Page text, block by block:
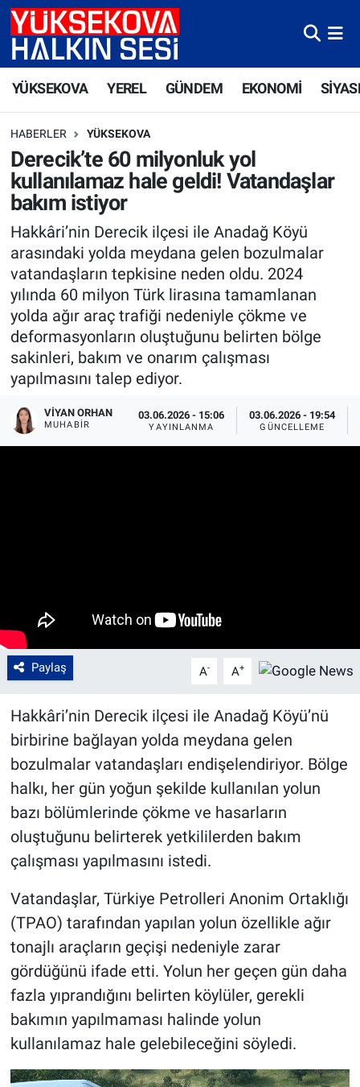
YÜKSEKOVA YEREL GÜNDEM EKONOMİ
HABERLER YÜKSEKOVA
Derecik’te 60 milyonluk yol
kullanılamaz hale geldi! Vatandaşlar
bakım istiyor
Hakkâri’nin Derecik ilçesi ile Anadağ Köyü
arasındaki yolda meydana gelen bozulmalar
vatandaşların tepkisine neden oldu. 2024
yılında 60 milyon Türk lirasına tamamlanan
yolda ağır araç trafiği nedeniyle çökme ve
deformasyonların oluştuğunu belirten bölge
sakinleri, bakım ve onarım çalışması
yapılmasını talep ediyor.
VIYAN ORHAN
MUHABIR
03.06.2026 - 15:06
YAYINLANMA
03.06.2026 - 19:54
GÜNCELLEME
Paylaş A- A+
Hakkâri’nin Derecik ilçesi ile Anadağ Köyü’nü
birbirine bağlayan yolda meydana gelen
bozulmalar vatandaşları endişelendiriyor. Bölge
halkı, her gün yoğun şekilde kullanılan yolun
bazı bölümlerinde çökme ve hasarların
oluştuğunu belirterek yetkililerden bakım
çalışması yapılmasını istedi.
Vatandaşlar, Türkiye Petrolleri Anonim Ortaklığı
(TPAO) tarafından yapılan yolun özellikle ağır
tonajlı araçların geçişi nedeniyle zarar
gördüğünü ifade etti. Yolun her geçen gün daha
fazla yıprandığını belirten köylüler, gerekli
bakımın yapılmaması halinde yolun
kullanılamaz hale gelebileceğini söyledi.
Yüksekova Nöbetçi Eczaneler
Yüksekova Trafik Yoğunluk Haritası
Süper Lig Puan Durumu ve Fikstür
Tüm Manşetler
Son Dakika Haberleri
Haber Arşivi